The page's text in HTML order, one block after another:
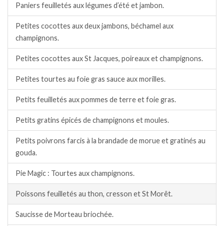
Paniers feuilletés aux légumes d’été et jambon.
Petites cocottes aux deux jambons, béchamel aux
champignons.
Petites cocottes aux St Jacques, poireaux et champignons.
Petites tourtes au foie gras sauce aux morilles.
Petits feuilletés aux pommes de terre et foie gras.
Petits gratins épicés de champignons et moules.
Petits poivrons farcis à la brandade de morue et gratinés au
gouda.
Pie Magic : Tourtes aux champignons.
Poissons feuilletés au thon, cresson et St Morêt.
Saucisse de Morteau briochée.